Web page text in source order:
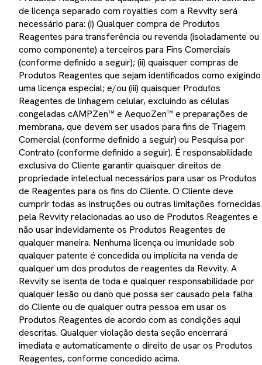
de licença separado com royalties com a Revvity será
necessário para: (i) Qualquer compra de Produtos
Reagentes para transferência ou revenda (isoladamente ou
como componente) a terceiros para Fins Comerciais
(conforme definido a seguir); (ii) quaisquer compras de
Produtos Reagentes que sejam identificados como exigindo
uma licença especial; e/ou (iii) quaisquer Produtos
Reagentes de linhagem celular, excluindo as células
congeladas cAMPZen™ e AequoZen™ e preparações de
membrana, que devem ser usados para fins de Triagem
Comercial (conforme definido a seguir) ou Pesquisa por
Contrato (conforme definido a seguir). É responsabilidade
exclusiva do Cliente garantir quaisquer direitos de
propriedade intelectual necessários para usar os Produtos
de Reagentes para os fins do Cliente. O Cliente deve
cumprir todas as instruções ou outras limitações fornecidas
pela Revvity relacionadas ao uso de Produtos Reagentes e
não usar indevidamente os Produtos Reagentes de
qualquer maneira. Nenhuma licença ou imunidade sob
qualquer patente é concedida ou implícita na venda de
qualquer um dos produtos de reagentes da Revvity. A
Revvity se isenta de toda e qualquer responsabilidade por
qualquer lesão ou dano que possa ser causado pela falha
do Cliente ou de qualquer outra pessoa em usar os
Produtos Reagentes de acordo com as condições aqui
descritas. Qualquer violação desta seção encerrará
imediata e automaticamente o direito de usar os Produtos
Reagentes, conforme concedido acima.